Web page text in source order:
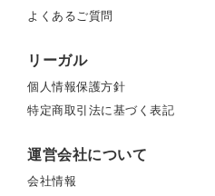
よくあるご質問
リーガル
個人情報保護方針
特定商取引法に基づく表記
運営会社について
会社情報